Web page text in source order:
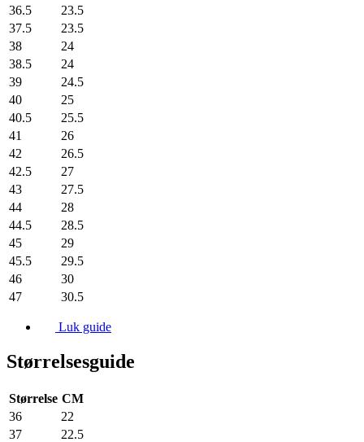
36.5
23.5
37.5
23.5
38
24
38.5
24
39
24.5
40
25
40.5
25.5
41
26
42
26.5
42.5
27
43
27.5
44
28
44.5
28.5
45
29
45.5
29.5
46
30
47
30.5
Luk guide
Størrelsesguide
Størrelse CM
36
22
37
22.5